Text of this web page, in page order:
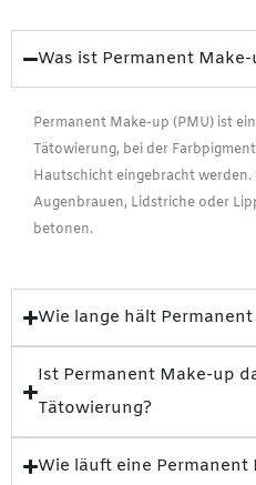
Was ist Permanent Make-
Permanent Make-up (PMU) ist
Tätowierung, bei der
Hautschicht eingebracht werden.
Augenbrauen, Lidstriche oder
betonen.
Wie lange hält
Ist Permanent Make-up
Tätowierung?
Wie läuft eine